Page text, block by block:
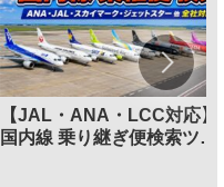
【JAL・ANA・LCC対応】
国内線 乗り継ぎ便検索ツー